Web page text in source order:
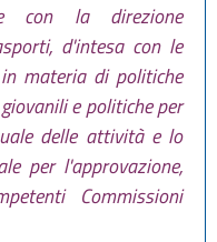
con la direzione
d'intesa con le
materia di politiche
e politiche per
delle attività e lo
per l'approvazione,
Commissioni